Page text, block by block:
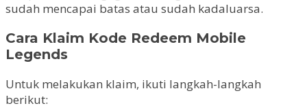
sudah mencapai batas atau sudah kadaluarsa.
Cara Klaim Kode Redeem Mobile
Legends
Untuk melakukan klaim, ikuti langkah-langkah
berikut: